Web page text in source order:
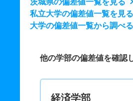
茨城県の偏差値一覧を見る
私立大学の偏差値一覧を見る
大学の偏差値一覧から調べる
他の学部の偏差値を確認
経済学部